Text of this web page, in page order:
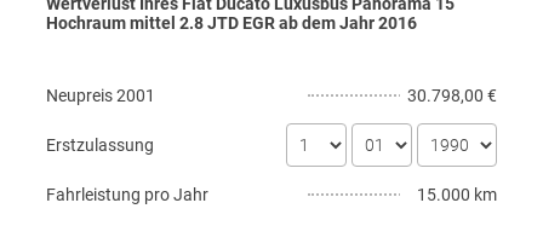
Hochraum mittel 2.8 JTD EGR ab dem Jahr2016
Neupreis2001 30.798,00 €
Erstzulassung
Fahrleistung pro Jahr 15.000 km